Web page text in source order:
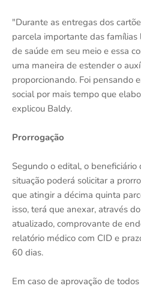
"Durante as entregas dos
parcela importante das
de saúde em seu meio e essa
uma maneira de estender o
proporcionando. Foi pensando
social por mais tempo que
explicou Baldy.
Prorrogação
Segundo o edital, o
situação poderá solicitar a
que atingir a décima quinta
isso, terá que anexar, através
atualizado, comprovante de
relatório médico com CID e
60 dias.
Em caso de aprovação de